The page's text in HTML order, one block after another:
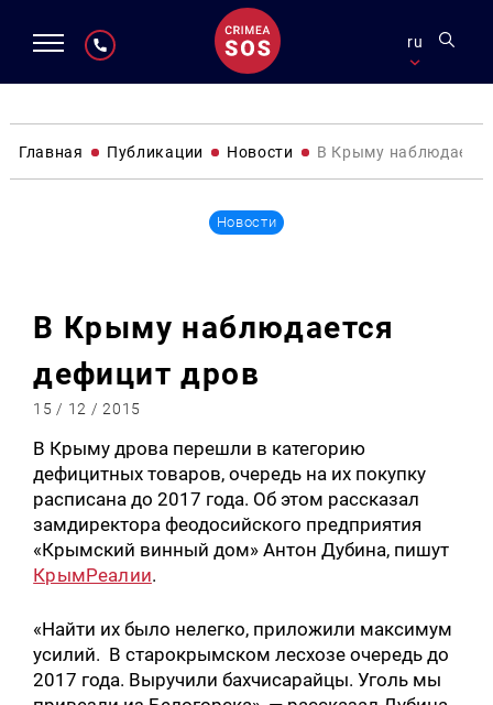
ru
Главная Публикации Новости В Крыму
Новости
В Крыму наблюдается
дефицит дров
15 / 12 / 2015
В Крыму дрова перешли в категорию
дефицитных товаров, очередь на их покупку
расписана до 2017 года. Об этом рассказал
замдиректора феодосийского предприятия
«Крымский винный дом» Антон Дубина, пишут
КрымРеалии.
«Найти их было нелегко, приложили максимум
усилий. В старокрымском лесхозе очередь до
2017 года. Выручили бахчисарайцы. Уголь мы